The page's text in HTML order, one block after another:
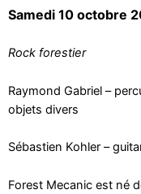
Samedi 10 octobre
Rock forestier
Raymond Gabriel –
objets divers
Sébastien Kohler –
Forest Mecanic est né